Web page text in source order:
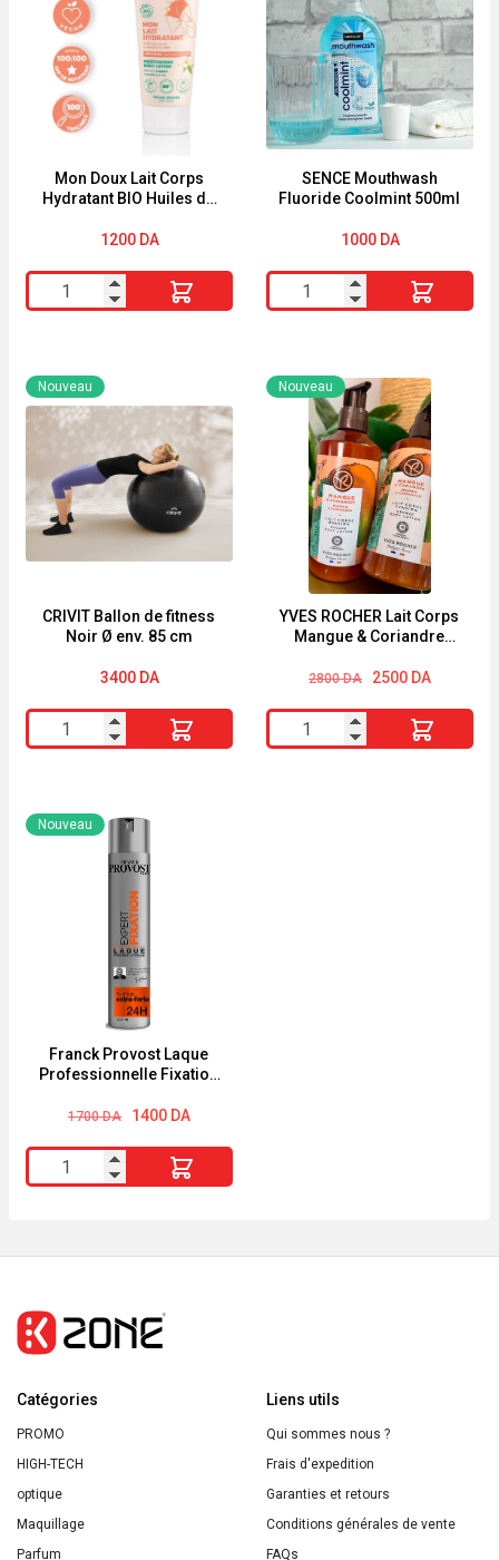
Mon Doux Lait Corps
Hydratant BIO Huiles de
200ml Energie Fruit
1200 DA
quantité
de
Doux
Lait
Corps
Hydratant
BIO
Huiles
de
Macadamia
Energie
SENCE Mouthwash
Fluoride Coolmint 500ml
1000 DA
quantité
de
Mouthwash
Fluoride
Coolmint
500ml
CRIVIT Ballon de fitness
Noir Ø env. 85 cm
Nouveau
3400 DA
quantité
de
Ballon
de
YVES ROCHER Lait Corps
Mangue & Coriandre
Nouveau
2800DA
Le
initial
était :
2800 DA.
2500 DA
Le
actuel
est :
2500 DA.
quantité
de
Franck Provost Laque
Professionnelle Fixation
300ml
Nouveau
1700DA
Le
initial
était :
1700 DA.
1400 DA
Le
actuel
est :
1400 DA.
quantité
de
Professionnelle
Fixation
Expert
Fixation
300ml
Catégories
PROMO
HIGH-TECH
optique
Maquillage
Parfum
Liens utils
Qui sommes nous ?
Frais d'expedition
Garanties et retours
Conditions générales de vente
FAQs